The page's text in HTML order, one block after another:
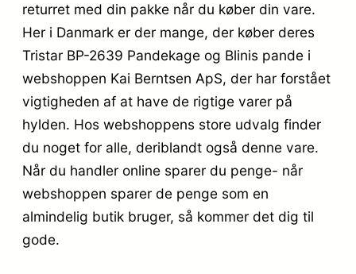
returret med din pakke når du køber din vare.
Her i Danmark er der mange, der køber deres
Tristar BP-2639 Pandekage og Blinis pande i
webshoppen Kai Berntsen ApS, der har forstået
vigtigheden af at have de rigtige varer på
hylden. Hos webshoppens store udvalg finder
du noget for alle, deriblandt også denne vare.
Når du handler online sparer du penge- når
webshoppen sparer de penge som en
almindelig butik bruger, så kommer det dig til
gode.